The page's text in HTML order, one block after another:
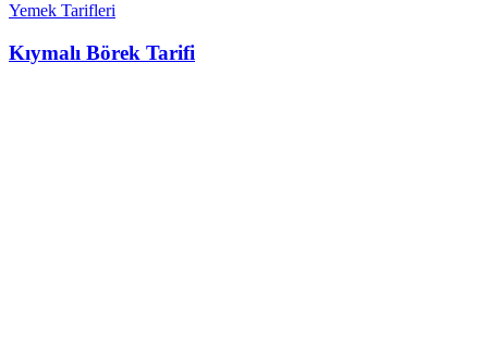
Yemek Tarifleri
Kıymalı Börek Tarifi